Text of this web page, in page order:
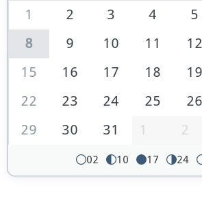
1 2 3 4 5
8
9 10 11 12
15
16 17 18 19
22
23 24 25 26
29
30 31 1 2
02 10 17 24